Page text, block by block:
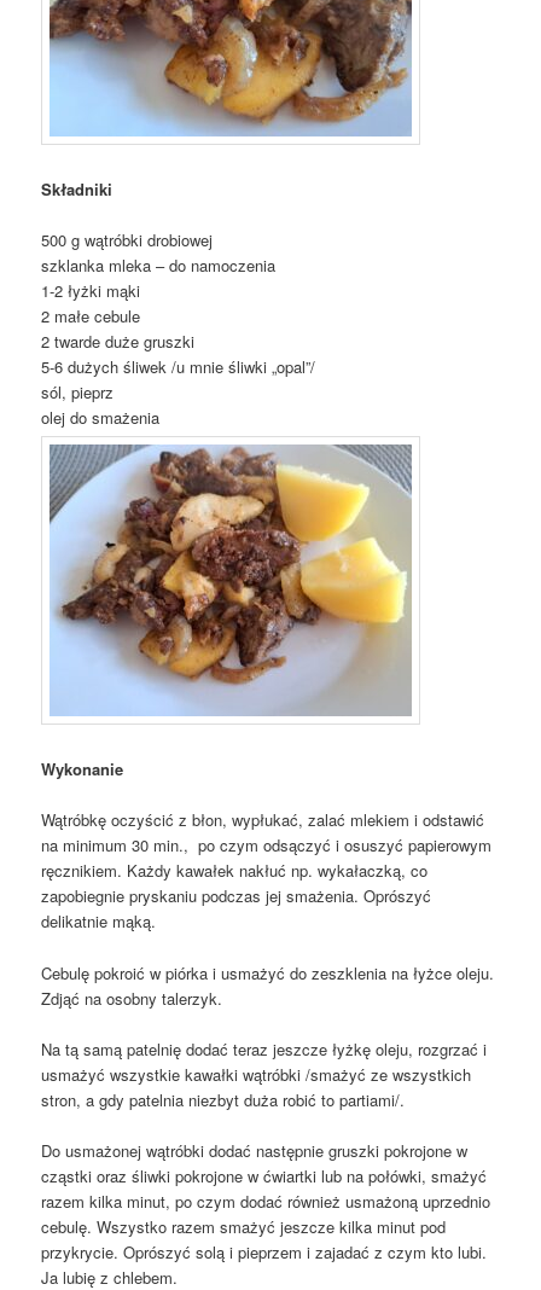
Składniki
500 g wątróbki drobiowej
szklanka mleka – do namoczenia
1-2 łyżki mąki
2 małe cebule
2 twarde duże gruszki
5-6 dużych śliwek /u mnie śliwki „opal”/
sól, pieprz
olej do smażenia
Wykonanie
Wątróbkę oczyścić z błon, wypłukać, zalać mlekiem i odstawić
na minimum 30 min., po czym odsączyć i osuszyć papierowym
ręcznikiem. Każdy kawałek nakłuć np. wykałaczką, co
zapobiegnie pryskaniu podczas jej smażenia. Oprószyć
delikatnie mąką.
Cebulę pokroić w piórka i usmażyć do zeszklenia na łyżce oleju.
Zdjąć na osobny talerzyk.
Na tą samą patelnię dodać teraz jeszcze łyżkę oleju, rozgrzać i
usmażyć wszystkie kawałki wątróbki /smażyć ze wszystkich
stron, a gdy patelnia niezbyt duża robić to partiami/.
Do usmażonej wątróbki dodać następnie gruszki pokrojone w
cząstki oraz śliwki pokrojone w ćwiartki lub na połówki, smażyć
razem kilka minut, po czym dodać również usmażoną uprzednio
cebulę. Wszystko razem smażyć jeszcze kilka minut pod
przykrycie. Oprószyć solą i pieprzem i zajadać z czym kto lubi.
Ja lubię z chlebem.